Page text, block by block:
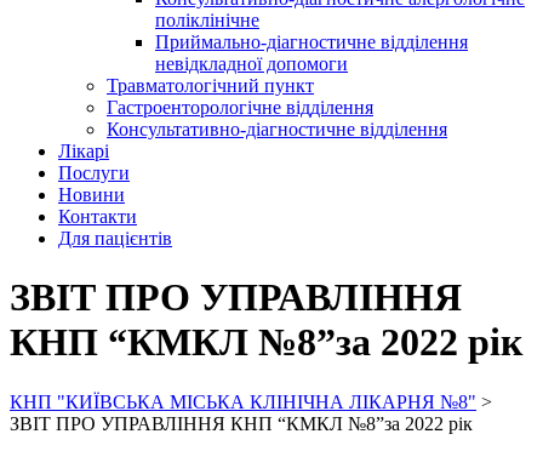
поліклінічне
Приймально-діагностичне відділення
невідкладної допомоги
Травматологічний пункт
Гастроенторологічне відділення
Консультативно-діагностичне відділення
Лікарі
Послуги
Новини
Контакти
Для пацієнтів
ЗВІТ ПРО УПРАВЛІННЯ
КНП “КМКЛ №8”за 2022 рік
КНП "КИЇВСЬКА МІСЬКА КЛІНІЧНА ЛІКАРНЯ №8" >
ЗВІТ ПРО УПРАВЛІННЯ КНП “КМКЛ №8”за 2022 рік